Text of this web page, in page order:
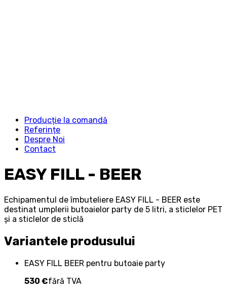
Producție la comandă
Referințe
Despre Noi
Contact
EASY FILL - BEER
Echipamentul de îmbuteliere EASY FILL - BEER este
destinat umplerii butoaielor party de 5 litri, a sticlelor PET
și a sticlelor de sticlă
Variantele produsului
EASY FILL BEER pentru butoaie party
530 €fără TVA